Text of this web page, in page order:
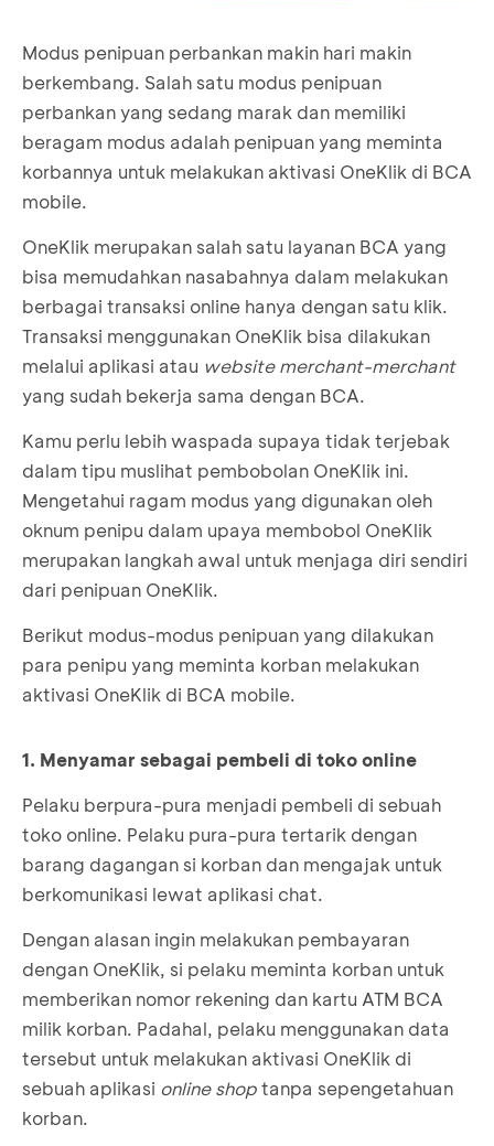
Modus penipuan perbankan makin hari makin
berkembang. Salah satu modus penipuan
perbankan yang sedang marak dan memiliki
beragam modus adalah penipuan yang meminta
korbannya untuk melakukan aktivasi OneKlik di BCA
mobile.
OneKlik merupakan salah satu layanan BCA yang
bisa memudahkan nasabahnya dalam melakukan
berbagai transaksi online hanya dengan satu klik.
Transaksi menggunakan OneKlik bisa dilakukan
melalui aplikasi atau website merchant-merchant
yang sudah bekerja sama dengan BCA.
Kamu perlu lebih waspada supaya tidak terjebak
dalam tipu muslihat pembobolan OneKlik ini.
Mengetahui ragam modus yang digunakan oleh
oknum penipu dalam upaya membobol OneKlik
merupakan langkah awal untuk menjaga diri sendiri
dari penipuan OneKlik.
Berikut modus-modus penipuan yang dilakukan
para penipu yang meminta korban melakukan
aktivasi OneKlik di BCA mobile.
1. Menyamar sebagai pembeli di toko online
Pelaku berpura-pura menjadi pembeli di sebuah
toko online. Pelaku pura-pura tertarik dengan
barang dagangan si korban dan mengajak untuk
berkomunikasi lewat aplikasi chat.
Dengan alasan ingin melakukan pembayaran
dengan OneKlik, si pelaku meminta korban untuk
memberikan nomor rekening dan kartu ATM BCA
milik korban. Padahal, pelaku menggunakan data
tersebut untuk melakukan aktivasi OneKlik di
sebuah aplikasi online shoptanpa sepengetahuan
korban.